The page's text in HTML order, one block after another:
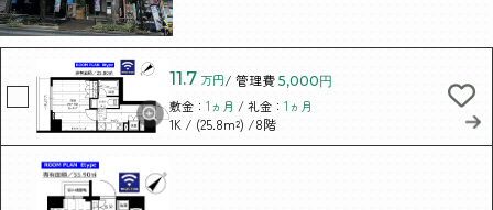
11.7 万円/ 管理費 5,000円
敷金：1ヵ月 / 礼金：1ヵ月
1K / (25.8m²) /8階